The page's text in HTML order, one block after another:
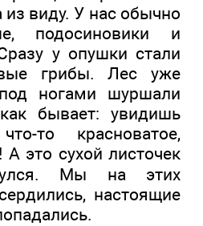
из виду. У нас обычно
подосиновики и
у опушки стали
грибы. Лес уже
ногами шуршали
бывает: увидишь
то красноватое,
это сухой листочек
Мы на этих
настоящие